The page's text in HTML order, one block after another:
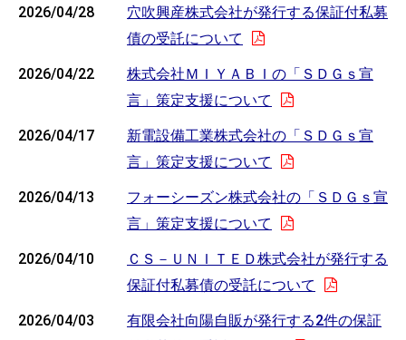
2026/04/28
穴吹興産株式会社が発行する保証付私募
債の受託について
2026/04/22
株式会社ＭＩＹＡＢＩの「ＳＤＧｓ宣
言」策定支援について
2026/04/17
新電設備工業株式会社の「ＳＤＧｓ宣
言」策定支援について
2026/04/13
フォーシーズン株式会社の「ＳＤＧｓ宣
言」策定支援について
2026/04/10
ＣＳ－ＵＮＩＴＥＤ株式会社が発行する
保証付私募債の受託について
2026/04/03
有限会社向陽自販が発行する2件の保証